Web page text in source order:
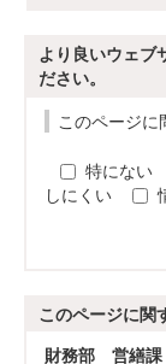
より良いウェブ
ださい。
このページに
特にない
しにくい
このページに関
財務部 営繕課